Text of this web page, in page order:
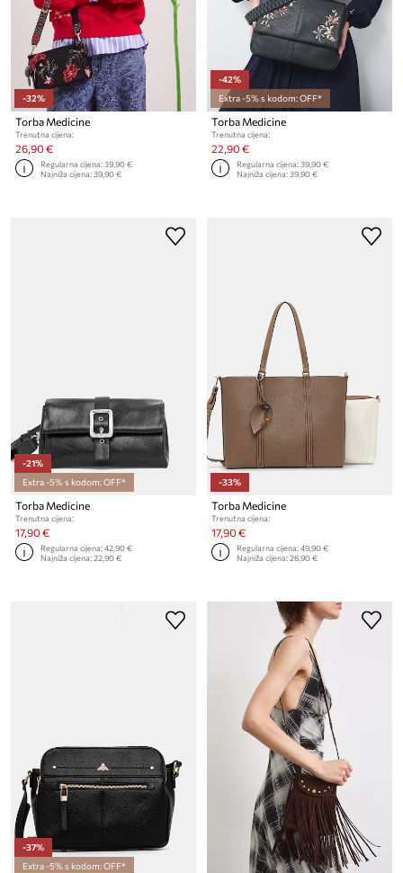
-32%
Torba Medicine
Trenutna cijena:
26,90 €
Regularna cijena:39,90 €
Najniža cijena:39,90 €
-42%
Extra -5% s kodom: OFF*
Torba Medicine
Trenutna cijena:
22,90 €
Regularna cijena:39,90 €
Najniža cijena:39,90 €
-21%
Extra -5% s kodom: OFF*
Torba Medicine
Trenutna cijena:
17,90 €
Regularna cijena:42,90 €
Najniža cijena:22,90 €
-33%
Torba Medicine
Trenutna cijena:
17,90 €
Regularna cijena:49,90 €
Najniža cijena:26,90 €
-37%
Extra -5% s kodom: OFF*